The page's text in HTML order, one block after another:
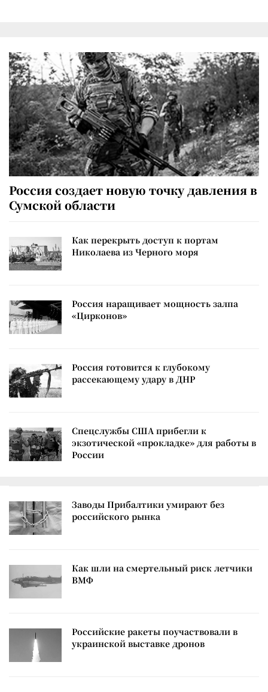
Россия создает новую точку давления в
Сумской области
Как перекрыть доступ к портам
Николаева из Черного моря
Россия наращивает мощность залпа
«Цирконов»
Россия готовится к глубокому
рассекающему удару в ДНР
Спецслужбы США прибегли к
экзотической «прокладке» для работы в
России
Заводы Прибалтики умирают без
российского рынка
Как шли на смертельный риск летчики
ВМФ
Российские ракеты поучаствовали в
украинской выставке дронов